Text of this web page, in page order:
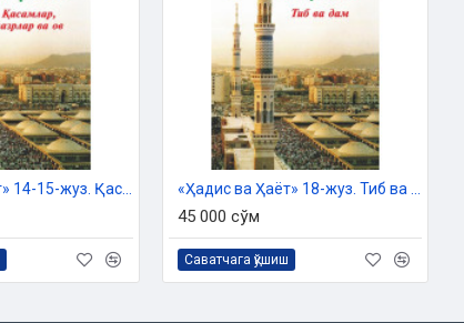
45 000 сўм
Саватчага қўшиш